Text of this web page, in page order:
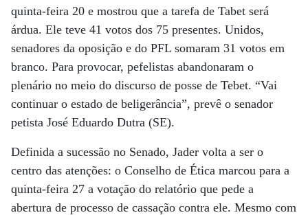
quinta-feira 20 e mostrou que a tarefa de Tabet será
árdua. Ele teve 41 votos dos 75 presentes. Unidos,
senadores da oposição e do PFL somaram 31 votos em
branco. Para provocar, pefelistas abandonaram o
plenário no meio do discurso de posse de Tebet. “Vai
continuar o estado de beligerância”, prevê o senador
petista José Eduardo Dutra (SE).
Definida a sucessão no Senado, Jader volta a ser o
centro das atenções: o Conselho de Ética marcou para a
quinta-feira 27 a votação do relatório que pede a
abertura de processo de cassação contra ele. Mesmo com